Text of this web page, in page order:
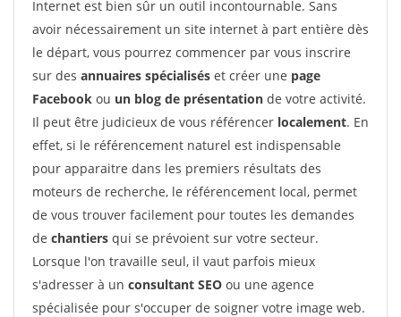
Internet est bien sûr un outil incontournable. Sans
avoir nécessairement un site internet à part entière dès
le départ, vous pourrez commencer par vous inscrire
sur des annuaires spécialisés et créer une page
Facebook ou un blog de présentation de votre activité.
Il peut être judicieux de vous référencer localement. En
effet, si le référencement naturel est indispensable
pour apparaitre dans les premiers résultats des
moteurs de recherche, le référencement local, permet
de vous trouver facilement pour toutes les demandes
de chantiers qui se prévoient sur votre secteur.
Lorsque l'on travaille seul, il vaut parfois mieux
s'adresser à un consultant SEO ou une agence
spécialisée pour s'occuper de soigner votre image web.